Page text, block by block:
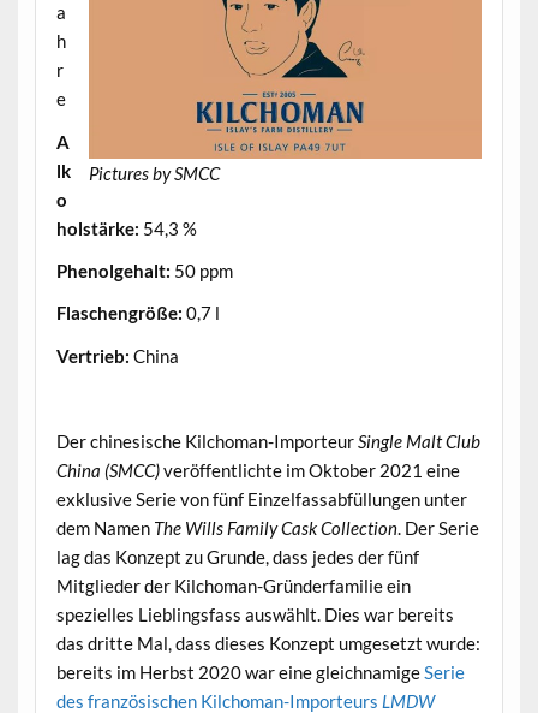
Pictures by SMCC
a
h
r
e
A
lk
o
holstärke: 54,3 %
Phenolgehalt: 50 ppm
Flaschengröße: 0,7 l
Vertrieb: China
Der chinesische Kilchoman-Importeur Single Malt Club
China (SMCC)veröffentlichte im Oktober 2021 eine
exklusive Serie von fünf Einzelfassabfüllungen unter
dem Namen The Wills Family Cask Collection. Der Serie
lag das Konzept zu Grunde, dass jedes der fünf
Mitglieder der Kilchoman-Gründerfamilie ein
spezielles Lieblingsfass auswählt. Dies war bereits
das dritte Mal, dass dieses Konzept umgesetzt wurde:
bereits im Herbst 2020 war eine gleichnamige Serie
des französischen Kilchoman-Importeurs LMDW